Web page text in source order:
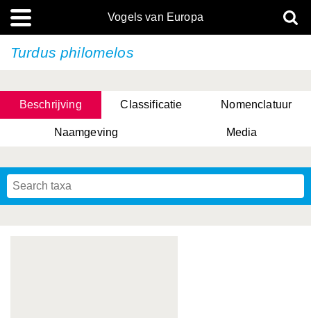
Vogels van Europa
Turdus philomelos
Beschrijving Classificatie Nomenclatuur
Naamgeving Media